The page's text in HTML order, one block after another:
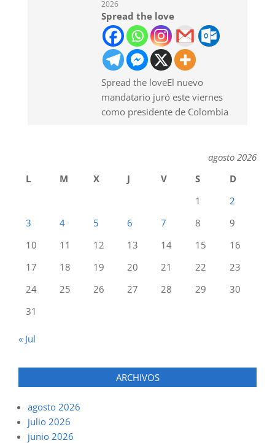
2026
Spread the love
Spread the loveEl nuevo
mandatario juró este viernes
como presidente de Colombia
agosto 2026
L
M X J V S
D
1
2
3
4 5 6 7 8
9
10
11 12 13 14 15
16
17
18 19 20 21 22
23
24
25 26 27 28 29
30
31
« Jul
ARCHIVOS
agosto 2026
julio 2026
junio 2026